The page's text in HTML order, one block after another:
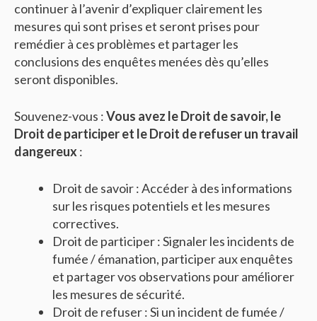
continuer à l’avenir d’expliquer clairement les
mesures qui sont prises et seront prises pour
remédier à ces problèmes et partager les
conclusions des enquêtes menées dès qu’elles
seront disponibles.
Souvenez-vous :Vous avez le Droit de savoir, le
Droit de participer et le Droit de refuser un travail
dangereux :
Droit de savoir : Accéder à des informations
sur les risques potentiels et les mesures
correctives.
Droit de participer : Signaler les incidents de
fumée / émanation, participer aux enquêtes
et partager vos observations pour améliorer
les mesures de sécurité.
Droit de refuser : Si un incident de fumée /